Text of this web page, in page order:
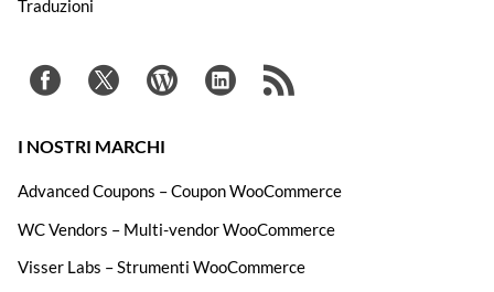
Traduzioni
I NOSTRI MARCHI
Advanced Coupons – Coupon WooCommerce
WC Vendors – Multi-vendor WooCommerce
Visser Labs – Strumenti WooCommerce